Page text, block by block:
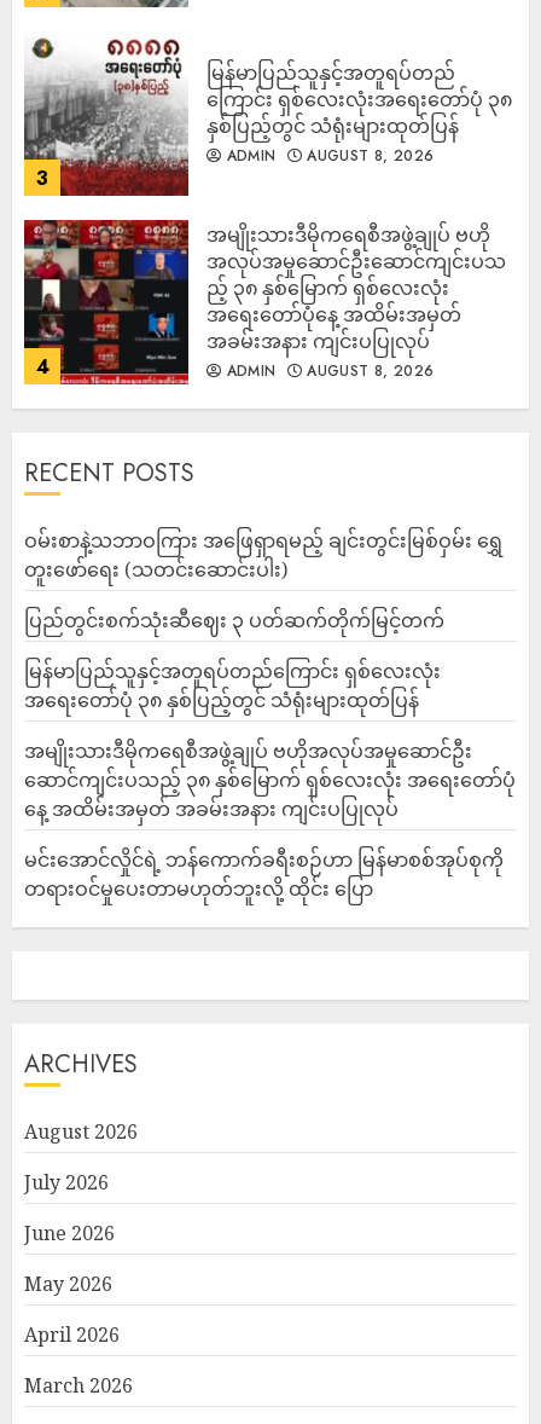
3
မြန်မာပြည်သူနှင့်အတူရပ်တည်
ကြောင်း ရှစ်လေးလုံးအရေးတော်ပုံ ၃၈
နှစ်ပြည့်တွင် သံရုံးများထုတ်ပြန်
ADMIN AUGUST 8, 2026
4
အမျိုးသားဒီမိုကရေစီအဖွဲ့ချုပ် ဗဟို
အလုပ်အမှုဆောင်ဦးဆောင်ကျင်းပသ
ည့် ၃၈ နှစ်မြောက် ရှစ်လေးလုံး
အရေးတော်ပုံနေ့ အထိမ်းအမှတ်
အခမ်းအနား ကျင်းပပြုလုပ်
ADMIN AUGUST 8, 2026
RECENT POSTS
ဝမ်းစာနဲ့သဘာဝကြား အဖြေရှာရမည့် ချင်းတွင်းမြစ်ဝှမ်း ရွှေ
တူးဖော်ရေး (သတင်းဆောင်းပါး)
ပြည်တွင်းစက်သုံးဆီဈေး ၃ ပတ်ဆက်တိုက်မြင့်တက်
မြန်မာပြည်သူနှင့်အတူရပ်တည်ကြောင်း ရှစ်လေးလုံး
အရေးတော်ပုံ ၃၈ နှစ်ပြည့်တွင် သံရုံးများထုတ်ပြန်
အမျိုးသားဒီမိုကရေစီအဖွဲ့ချုပ် ဗဟိုအလုပ်အမှုဆောင်ဦး
ဆောင်ကျင်းပသည့် ၃၈ နှစ်မြောက် ရှစ်လေးလုံး အရေးတော်ပုံ
နေ့ အထိမ်းအမှတ် အခမ်းအနား ကျင်းပပြုလုပ်
မင်းအောင်လှိုင်ရဲ့ ဘန်ကောက်ခရီးစဉ်ဟာ မြန်မာစစ်အုပ်စုကို
တရားဝင်မှုပေးတာမဟုတ်ဘူးလို့ ထိုင်း ပြော
ARCHIVES
August 2026
July 2026
June 2026
May 2026
April 2026
March 2026